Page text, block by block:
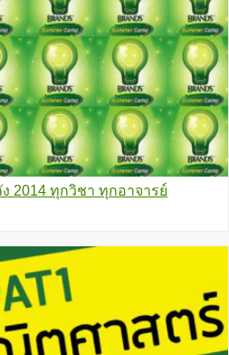
2014 ทุกวิชา ทุกอาจารย์